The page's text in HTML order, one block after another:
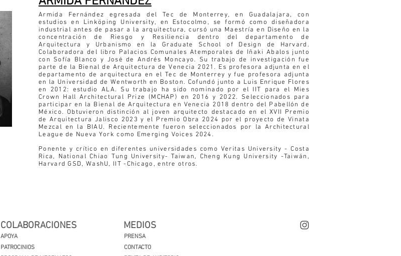
Armida Fernández egresada del Tec de Monterrey, en Guadalajara, con
estudios en Linköping University, en Estocolmo, se formó como diseñadora
industrial antes de pasar a la arquitectura, cursó una Maestría en Diseño en la
concentración de Riesgo y Resiliencia dentro del departamento de
Arquitectura y Urbanismo en la Graduate School of Design de Harvard.
Colaboradora del libro Palacios Comunales Atemporales de Iñaki Abalos junto
con Sofía Blanco y José de Andrés Moncayo. Su trabajo de investigación fue
parte de la Bienal de Arquitectura de Venecia 2021. Es profesora adjunta en el
departamento de arquitectura en el Tec de Monterrey y fue profesora adjunta
en la Universidad de Wentworth en Boston. Cofundó junto a Luis Enrique Flores
en 2012: estudio ALA. Su trabajo ha sido nominado por el IIT para el Mies
Crown Hall Architectural Prize (MCHAP) en 2016 y 2022. Seleccionados para
participar en la Bienal de Arquitectura en Venecia 2018 dentro del Pabellón de
México. Obtuvieron distinción al joven arquitecto destacado en el XVII Premio
de Arquitectura Jalisco 2023 y el Premio Obra 2024 por el proyecto de Vinata
Mezcal en la BIAU. Recientemente fueron seleccionados por la Architectural
League de Nueva York como Emerging Voices 2024.
Ponente y crítico en diferentes universidades como Veritas University - Costa
Rica, National Chiao Tung University- Taiwan, Cheng Kung University -Taiwán,
Harvard GSD, WashU, IIT -Chicago, entre otros.
COLABORACIONES
APOYA
PATROCINIOS
MEDIOS
PRENSA
CONTACTO